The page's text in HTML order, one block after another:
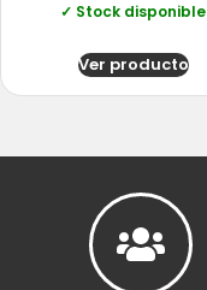
✓ Stock disponible
Ver producto